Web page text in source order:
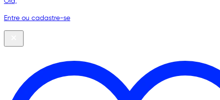
Entre ou cadastre-se